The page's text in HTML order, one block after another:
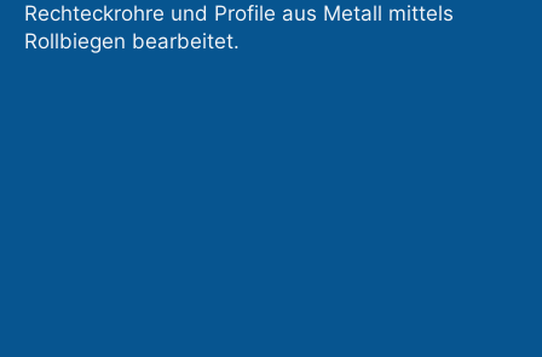
Rechteckrohre und Profile aus Metall mittels
Rollbiegen bearbeitet.